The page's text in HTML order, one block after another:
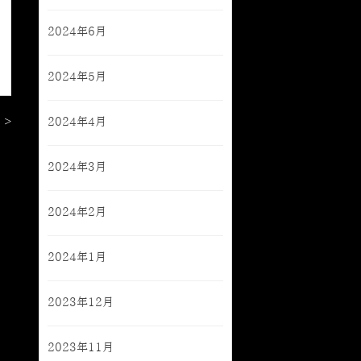
>
2024年6月
2024年5月
2024年4月
2024年3月
2024年2月
2024年1月
2023年12月
2023年11月